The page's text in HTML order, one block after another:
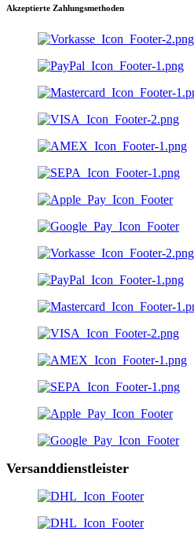
Akzeptierte Zahlungsmethoden
Versanddienstleister